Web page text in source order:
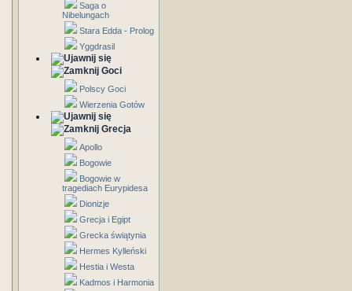
Saga o
Nibelungach
Stara Edda - Prolog
Yggdrasil
Goci
Polscy Goci
Wierzenia Gotów
Grecja
Apollo
Bogowie
Bogowie w
tragediach Eurypidesa
Dionizje
Grecja i Egipt
Grecka świątynia
Hermes Kylleński
Hestia i Westa
Kadmos i Harmonia